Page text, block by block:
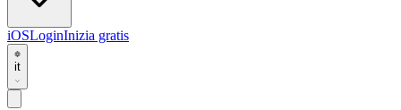
iOSLoginInizia gratis
it